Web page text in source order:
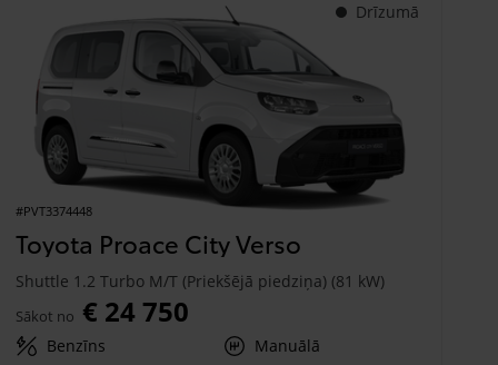
Drīzumā
#PVT3374448
Toyota Proace City Verso
Shuttle 1.2 Turbo M/T (Priekšējā piedziņa) (81 kW)
Sākot no € 24 750
Benzīns
Manuālā